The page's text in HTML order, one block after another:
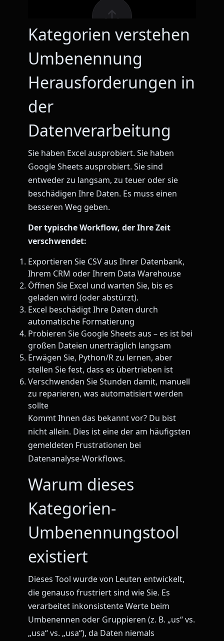
Kategorien verstehen
Umbenennung
Herausforderungen in
der
Datenverarbeitung
Sie haben Excel ausprobiert. Sie haben
Google Sheets ausprobiert. Sie sind
entweder zu langsam, zu teuer oder sie
beschädigen Ihre Daten. Es muss einen
besseren Weg geben.
Der typische Workflow, der Ihre Zeit
verschwendet:
Exportieren Sie CSV aus Ihrer Datenbank,
Ihrem CRM oder Ihrem Data Warehouse
Öffnen Sie Excel und warten Sie, bis es
geladen wird (oder abstürzt).
Excel beschädigt Ihre Daten durch
automatische Formatierung
Probieren Sie Google Sheets aus – es ist bei
großen Dateien unerträglich langsam
Erwägen Sie, Python/R zu lernen, aber
stellen Sie fest, dass es übertrieben ist
Verschwenden Sie Stunden damit, manuell
zu reparieren, was automatisiert werden
sollte
Kommt Ihnen das bekannt vor? Du bist
nicht allein. Dies ist eine der am häufigsten
gemeldeten Frustrationen bei
Datenanalyse-Workflows.
Warum dieses
Kategorien-
Umbenennungstool
existiert
Dieses Tool wurde von Leuten entwickelt,
die genauso frustriert sind wie Sie. Es
verarbeitet inkonsistente Werte beim
Umbenennen oder Gruppieren (z. B. „us“ vs.
„usa“ vs. „usa“), da Daten niemals